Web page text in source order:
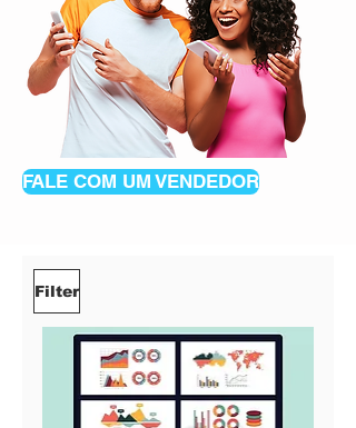
FALE COM UM VENDEDOR
Filter